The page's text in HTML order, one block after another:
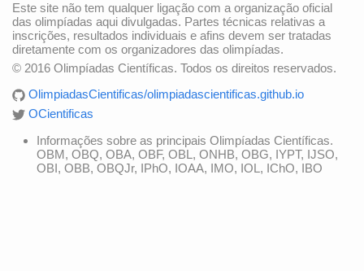
Este site não tem qualquer ligação com a organização oficial
das olimpíadas aqui divulgadas. Partes técnicas relativas a
inscrições, resultados individuais e afins devem ser tratadas
diretamente com os organizadores das olimpíadas.
© 2016 Olimpíadas Científicas. Todos os direitos reservados.
OlimpiadasCientificas/olimpiadascientificas.github.io
OCientificas
Informações sobre as principais Olimpíadas Científicas.
OBM, OBQ, OBA, OBF, OBL, ONHB, OBG, IYPT, IJSO,
OBI, OBB, OBQJr, IPhO, IOAA, IMO, IOL, IChO, IBO